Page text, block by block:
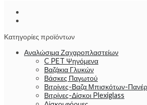
Κατηγορίες προϊόντων
Αναλώσιμα Ζαχαροπλαστείων
C PET Ψηνόμενα
Βαζάκια Γλυκών
Βάσκες Παγωτού
Βιτρίνες-Βαζα Μπισκότων-
Βιτρίνες-Δίσκοι Plexiglass